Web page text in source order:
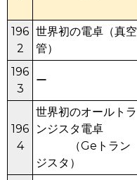
196
2
世界初の電卓（真空
管）
196
3
ー
196
4
世界初のオールトラ
ンジスタ電卓
（Geトラン
ジスタ）